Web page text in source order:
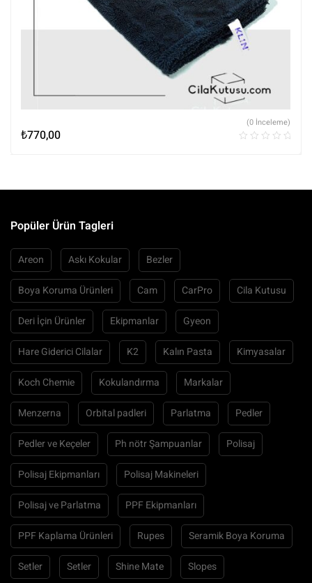
₺770,00
(0 İnceleme)
Popüler Ürün Tagleri
Areon Askı Kokular Bezler
Boya Koruma Ürünleri Cam CarPro Cila Kutusu
Deri İçin Ürünler Ekipmanlar Gyeon
Hare Giderici Cilalar K2 Kalın Pasta Kimyasalar
Koch Chemie Kokulandırma Markalar
Menzerna Orbital padleri Parlatma Pedler
Pedler ve Keçeler Ph nötr Şampuanlar Polisaj
Polisaj Ekipmanları Polisaj Makineleri
Polisaj ve Parlatma PPF Ekipmanları
PPF Kaplama Ürünleri Rupes Seramik Boya Koruma
Setler Setler Shine Mate Slopes